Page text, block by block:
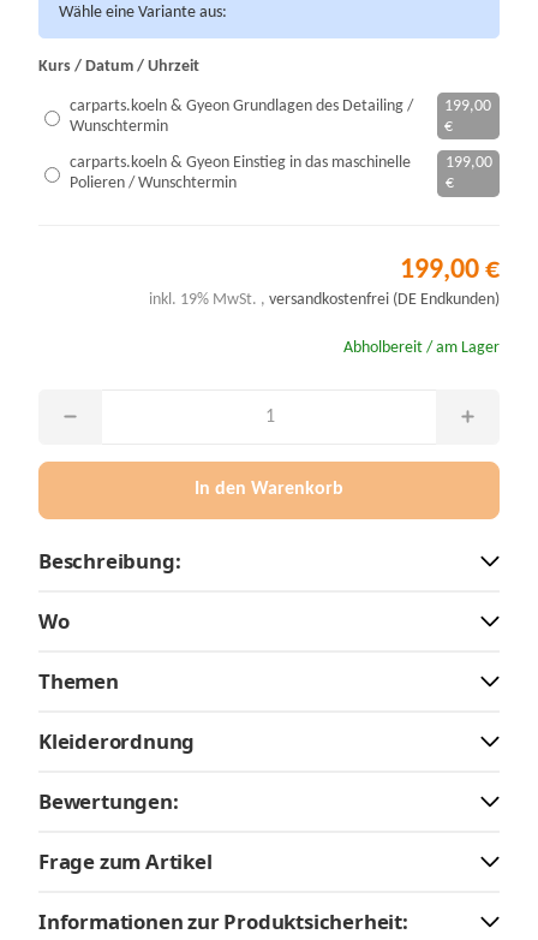
Wähle eine Variante aus:
Kurs / Datum / Uhrzeit
carparts.koeln & Gyeon Grundlagen des Detailing /
Wunschtermin
199,00
€
carparts.koeln & Gyeon Einstieg in das maschinelle
Polieren / Wunschtermin
199,00
€
199,00 €
inkl. 19% MwSt. , versandkostenfrei (DE Endkunden)
Abholbereit / am Lager
In den Warenkorb
Beschreibung:
Wo
Themen
Kleiderordnung
Bewertungen:
Frage zum Artikel
Informationen zur Produktsicherheit: